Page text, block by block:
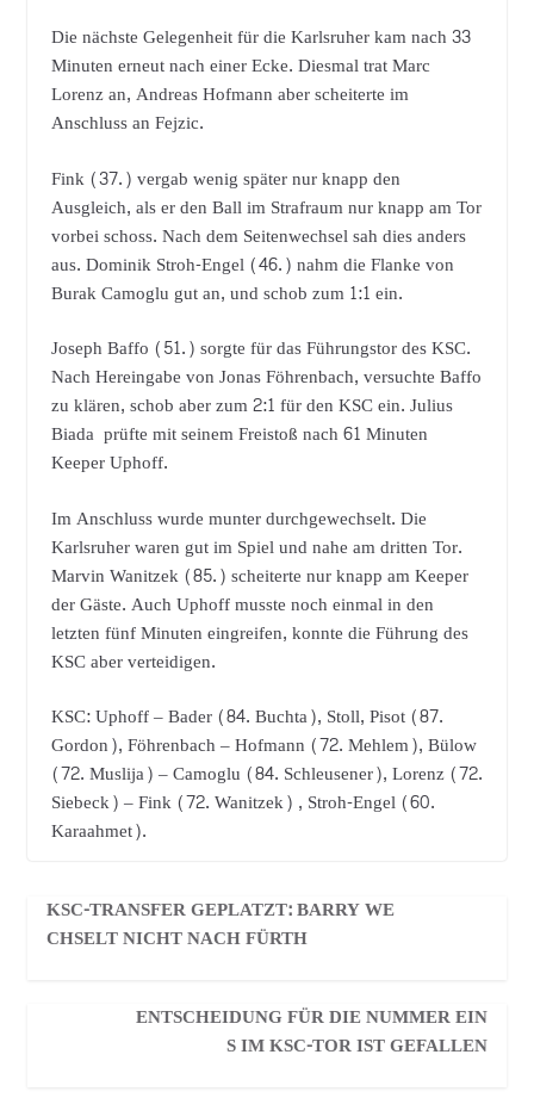
Die nächste Gelegenheit für die Karlsruher kam nach 33
Minuten erneut nach einer Ecke. Diesmal trat Marc
Lorenz an, Andreas Hofmann aber scheiterte im
Anschluss an Fejzic.
Fink (37.) vergab wenig später nur knapp den
Ausgleich, als er den Ball im Strafraum nur knapp am Tor
vorbei schoss. Nach dem Seitenwechsel sah dies anders
aus. Dominik Stroh-Engel (46.) nahm die Flanke von
Burak Camoglu gut an, und schob zum 1:1 ein.
Joseph Baffo (51.) sorgte für das Führungstor des KSC.
Nach Hereingabe von Jonas Föhrenbach, versuchte Baffo
zu klären, schob aber zum 2:1 für den KSC ein. Julius
Biada prüfte mit seinem Freistoß nach 61 Minuten
Keeper Uphoff.
Im Anschluss wurde munter durchgewechselt. Die
Karlsruher waren gut im Spiel und nahe am dritten Tor.
Marvin Wanitzek (85.) scheiterte nur knapp am Keeper
der Gäste. Auch Uphoff musste noch einmal in den
letzten fünf Minuten eingreifen, konnte die Führung des
KSC aber verteidigen.
KSC: Uphoff – Bader (84. Buchta), Stoll, Pisot (87.
Gordon), Föhrenbach – Hofmann (72. Mehlem), Bülow
(72. Muslija) – Camoglu (84. Schleusener), Lorenz (72.
Siebeck) – Fink (72. Wanitzek) , Stroh-Engel (60.
Karaahmet).
KSC-TRANSFER GEPLATZT: BARRY WE
CHSELT NICHT NACH FÜRTH
ENTSCHEIDUNG FÜR DIE NUMMER EIN
S IM KSC-TOR IST GEFALLEN